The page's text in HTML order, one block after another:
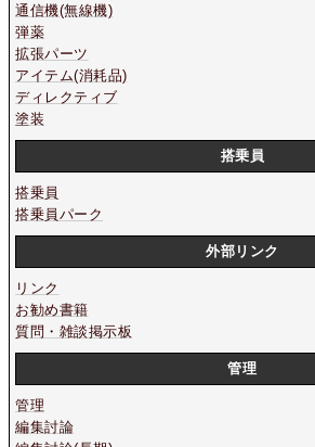
通信機(無線機)
弾薬
拡張パーツ
アイテム(消耗品)
ディレクティブ
塗装
搭乗員
搭乗員
搭乗員パーク
外部リンク
リンク
お勧め書籍
質問・雑談掲示板
管理
管理
編集討論